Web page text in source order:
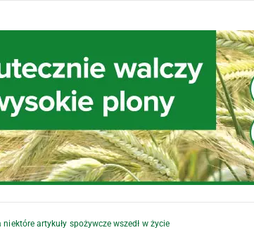
niektóre artykuły spożywcze wszedł w życie